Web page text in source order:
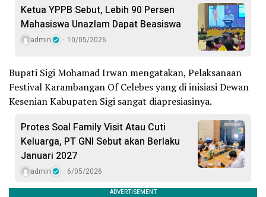
Ketua YPPB Sebut, Lebih 90 Persen
Mahasiswa Unazlam Dapat Beasiswa
admin 10/05/2026
Bupati Sigi Mohamad Irwan mengatakan, Pelaksanaan
Festival Karambangan Of Celebes yang di inisiasi Dewan
Kesenian Kabupaten Sigi sangat diapresiasinya.
Protes Soal Family Visit Atau Cuti
Keluarga, PT GNI Sebut akan Berlaku
Januari 2027
admin 6/05/2026